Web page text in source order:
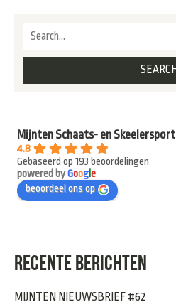
Mijnten Schaats- en Skeelersport
4.8
Gebaseerd op 193 beoordelingen
powered byGoogle
beoordeel ons op
RECENTE BERICHTEN
MIJNTEN NIEUWSBRIEF #62